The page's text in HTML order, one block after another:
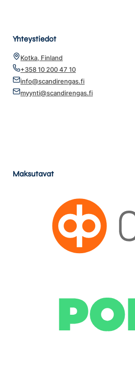
Yhteystiedot
Kotka, Finland
+358 10 200 47 10
info@scandirengas.fi
myynti@scandirengas.fi
Maksutavat